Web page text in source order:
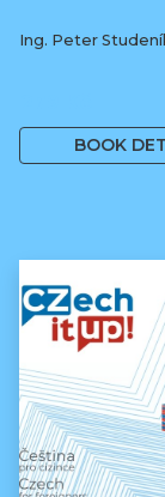
Ing. Peter
BOOK